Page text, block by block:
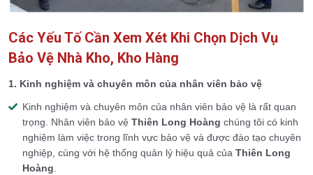
Các Yếu Tố Cần Xem Xét Khi Chọn Dịch Vụ
Bảo Vệ Nhà Kho, Kho Hàng
1. Kinh nghiệm và chuyên môn của nhân viên bảo vệ
Kinh nghiệm và chuyên môn của nhân viên bảo vệ là rất quan
trọng. Nhân viên bảo vệ Thiên Long Hoàng chúng tôi có kinh
nghiệm làm việc trong lĩnh vực bảo vệ và được đào tạo chuyên
nghiệp, cùng với hệ thống quản lý hiệu quả của Thiên Long
Hoàng